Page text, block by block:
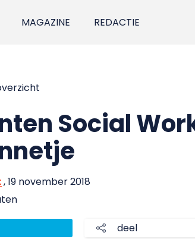
MAGAZINE REDACTIE
Social
, 19 november 2018
deel